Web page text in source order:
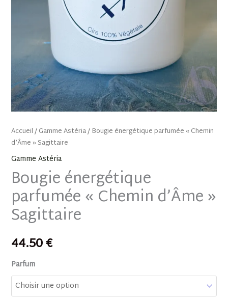
Accueil/Gamme Astéria/ Bougie énergétique parfumée « Chemin
d’Âme » Sagittaire
Gamme Astéria
Bougie énergétique
parfumée « Chemin d’Âme »
Sagittaire
44.50€
Parfum